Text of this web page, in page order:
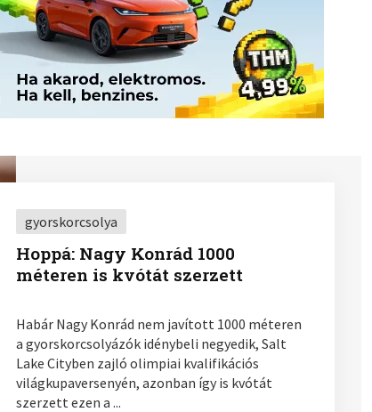
gyorskorcsolya
Hoppá: Nagy Konrád 1000
méteren is kvótát szerzett
Habár Nagy Konrád nem javított 1000 méteren
a gyorskorcsolyázók idénybeli negyedik, Salt
Lake Cityben zajló olimpiai kvalifikációs
világkupaversenyén, azonban így is kvótát
szerzett ezen a ...